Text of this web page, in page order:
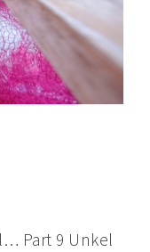
Part 9 Unkel